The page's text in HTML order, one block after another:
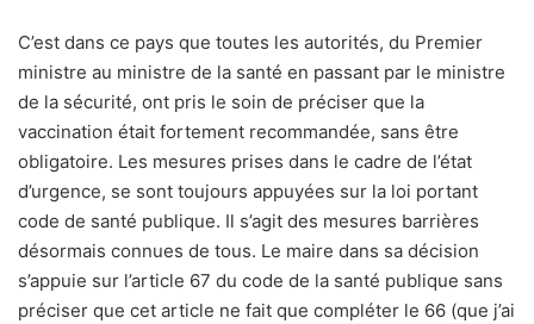
C’est dans ce pays que toutes les autorités, du Premier
ministre au ministre de la santé en passant par le ministre
de la sécurité, ont pris le soin de préciser que la
vaccination était fortement recommandée, sans être
obligatoire. Les mesures prises dans le cadre de l’état
d’urgence, se sont toujours appuyées sur la loi portant
code de santé publique. Il s’agit des mesures barrières
désormais connues de tous. Le maire dans sa décision
s’appuie sur l’article 67 du code de la santé publique sans
préciser que cet article ne fait que compléter le 66 (que j’ai